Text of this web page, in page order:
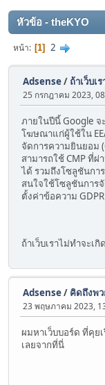
หัวข้อ - theKYO
หน้า 1 2
Adsense/ ถ้าเว็บเ
25 กรกฎาคม 2023,
ภายในปีนี้ Google
โฆษณาแก่ผู้ใช้ใน
จัดการความยินยอม
สามารถใช้ CMP ที่ผ่
ได้ รวมถึงโซลูชันกา
สนใจใช้โซลูชันการ
ตั้งค่าข้อความ GDPR
ถ้าเว็บเราไม่ทำจะเ
Adsense/ คิดถึงพ
23 พฤษภาคม 2023,
ผมหาเว็บบอร์ด ที่คุย
เลยจากที่นี่